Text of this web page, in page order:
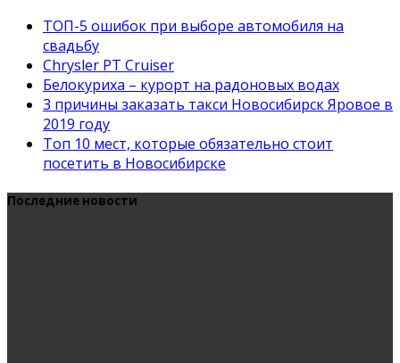
ТОП-5 ошибок при выборе автомобиля на
свадьбу
Chrysler PT Cruiser
Белокуриха – курорт на радоновых водах
3 причины заказать такси Новосибирск Яровое в
2019 году
Топ 10 мест, которые обязательно стоит
посетить в Новосибирске
Последние новости